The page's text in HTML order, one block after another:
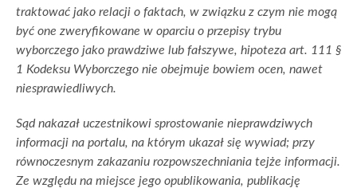
traktować jako relacji o faktach, w związku z czym nie mogą
być one zweryfikowane w oparciu o przepisy trybu
wyborczego jako prawdziwe lub fałszywe, hipoteza art. 111 §
1 Kodeksu Wyborczego nie obejmuje bowiem ocen, nawet
niesprawiedliwych.
Sąd nakazał uczestnikowi sprostowanie nieprawdziwych
informacji na portalu, na którym ukazał się wywiad; przy
równoczesnym zakazaniu rozpowszechniania tejże informacji.
Ze względu na miejsce jego opublikowania, publikację